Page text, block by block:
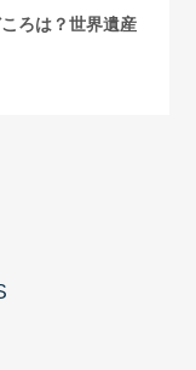
ろは？世界遺産